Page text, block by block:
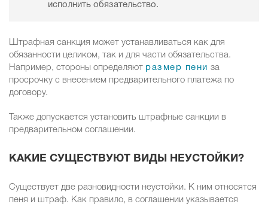
исполнить обязательство.
Штрафная санкция может устанавливаться как для
обязанности целиком, так и для части обязательства.
Например, стороны определяют размер пени за
просрочку с внесением предварительного платежа по
договору.
Также допускается установить штрафные санкции в
предварительном соглашении.
КАКИЕ СУЩЕСТВУЮТ ВИДЫ НЕУСТОЙКИ?
Существует две разновидности неустойки. К ним относятся
пеня и штраф. Как правило, в соглашении указывается